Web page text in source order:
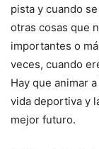
pista y cuando
otras cosas que
importantes o
veces, cuando
Hay que animar
vida deportiva y
mejor futuro.